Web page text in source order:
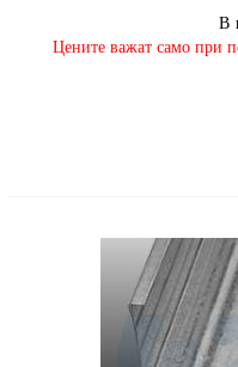
В
​Цените важат само при